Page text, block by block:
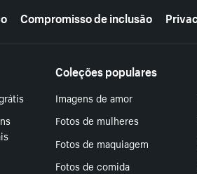
Compromisso de inclusão
Coleções populares
Imagens de amor
Fotos de mulheres
Fotos de maquiagem
Fotos de comida